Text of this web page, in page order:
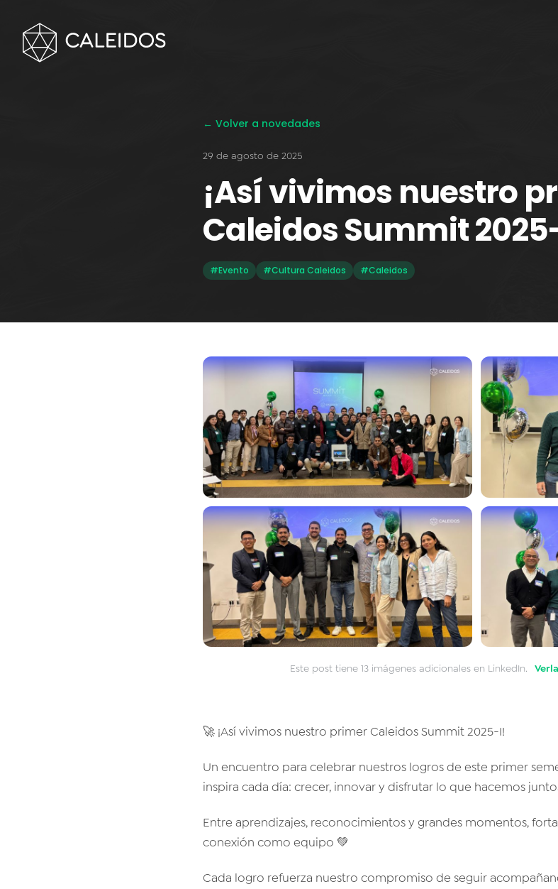
← Volver a novedades
29 de agosto de 2025
¡Así vivimos nuestro
Caleidos Summit
#Evento #Cultura Caleidos #Caleidos
Este post tiene 13 imágenes adicionales en LinkedIn.
🚀 ¡Así vivimos nuestro primer Caleidos Summit 2025-I!
Un encuentro para celebrar nuestros logros de este primer
inspira cada día: crecer, innovar y disfrutar lo que hacemos
Entre aprendizajes, reconocimientos y grandes momentos,
conexión como equipo 💚
Cada logro refuerza nuestro compromiso de seguir